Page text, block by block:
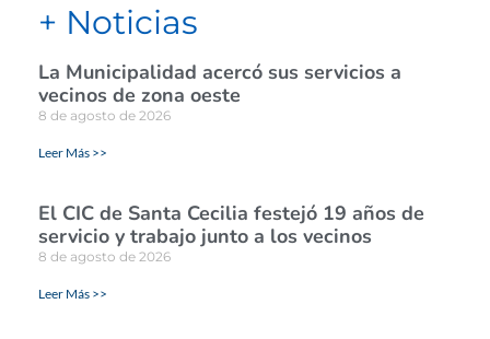
+ Noticias
La Municipalidad acercó sus servicios a
vecinos de zona oeste
8 de agosto de 2026
Leer Más >>
El CIC de Santa Cecilia festejó 19 años de
servicio y trabajo junto a los vecinos
8 de agosto de 2026
Leer Más >>